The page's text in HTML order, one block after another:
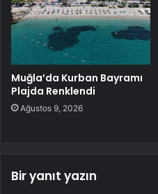
Muğla’da Kurban Bayramı
Plajda Renklendi
Ağustos 9, 2026
Bir yanıt yazın